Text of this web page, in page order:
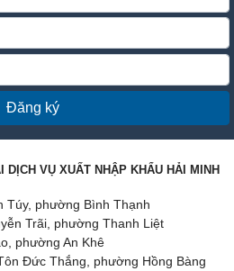
Đăng ký
DỊCH VỤ XUẤT NHẬP KHẨU HẢI MINH
Túy, phường Bình Thạnh
Trãi, phường Thanh Liệt
phường An Khê
Đức Thắng, phường Hồng Bàng